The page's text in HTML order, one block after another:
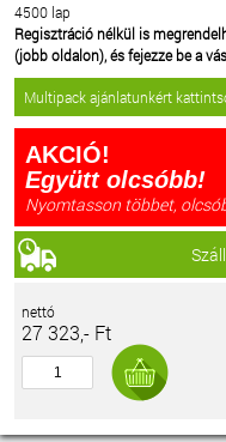
4500 lap
Regisztráció nélkül is
(jobb oldalon), és fejezze be a
Multipack ajánlatunkért
AKCIÓ!
Együtt olcsóbb!
Nyomtasson többet,
nettó
27 323,- Ft